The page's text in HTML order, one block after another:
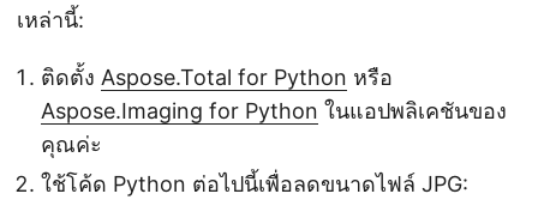
เหล่านี้:
ติดตั้ง Aspose.Total for Python หรือ
Aspose.Imaging for Python ในแอปพลิเคชันของ
คุณค่ะ
ใช้โค้ด Python ต่อไปนี้เพื่อลดขนาดไฟล์ JPG: